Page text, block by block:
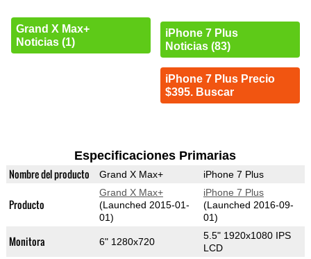
Grand X Max+
Noticias (1)
iPhone 7 Plus
Noticias (83)
iPhone 7 Plus Precio
$395. Buscar
Especificaciones Primarias
Nombre del producto Grand X Max+ iPhone 7 Plus
Producto
Grand X Max+
(Launched 2015-01-
01)
iPhone 7 Plus
(Launched 2016-09-
01)
Monitora 6" 1280x720
5.5" 1920x1080 IPS
LCD